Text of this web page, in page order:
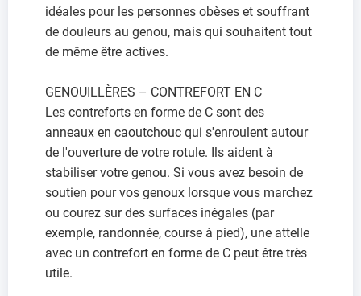
idéales pour les personnes obèses et souffrant
de douleurs au genou, mais qui souhaitent tout
de même être actives.
GENOUILLÈRES – CONTREFORT EN C
Les contreforts en forme de C sont des
anneaux en caoutchouc qui s'enroulent autour
de l'ouverture de votre rotule. Ils aident à
stabiliser votre genou. Si vous avez besoin de
soutien pour vos genoux lorsque vous marchez
ou courez sur des surfaces inégales (par
exemple, randonnée, course à pied), une attelle
avec un contrefort en forme de C peut être très
utile.